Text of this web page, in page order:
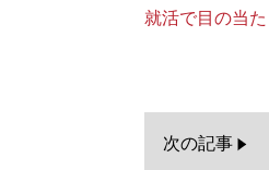
就活で目の当た
次の記事